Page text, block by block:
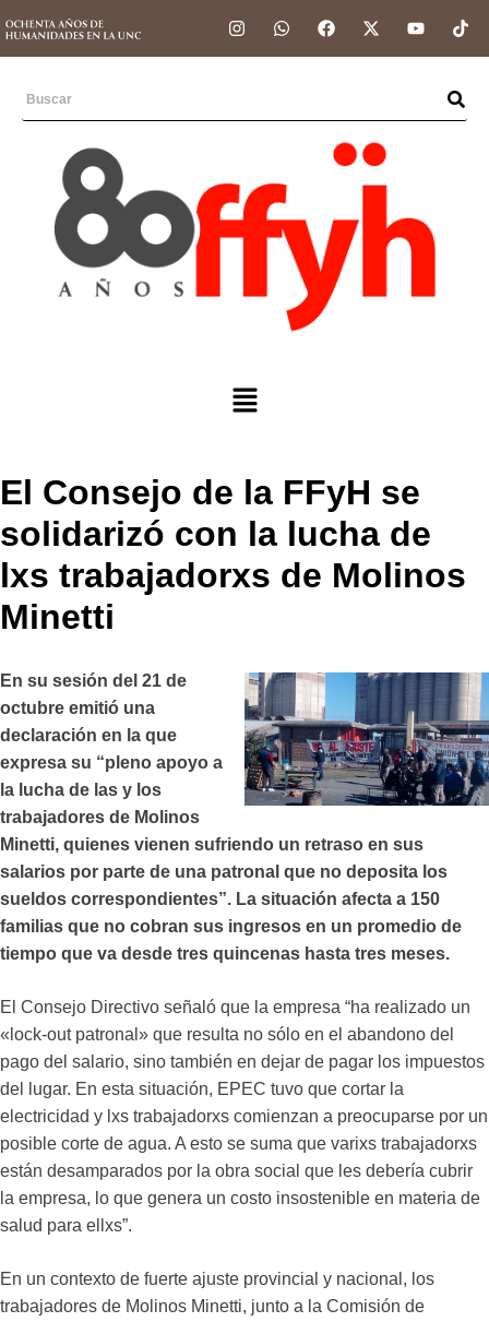
El Consejo de la FFyH se
solidarizó con la lucha de
lxs trabajadorxs de Molinos
Minetti
En su sesión del 21 de
octubre emitió una
declaración en la que
expresa su “pleno apoyo a
la lucha de las y los
trabajadores de Molinos
Minetti, quienes vienen sufriendo un retraso en sus
salarios por parte de una patronal que no deposita los
sueldos correspondientes”. La situación afecta a 150
familias que no cobran sus ingresos en un promedio de
tiempo que va desde tres quincenas hasta tres meses.
El Consejo Directivo señaló que la empresa “ha realizado un
«lock-out patronal» que resulta no sólo en el abandono del
pago del salario, sino también en dejar de pagar los impuestos
del lugar. En esta situación, EPEC tuvo que cortar la
electricidad y lxs trabajadorxs comienzan a preocuparse por un
posible corte de agua. A esto se suma que varixs trabajadorxs
están desamparados por la obra social que les debería cubrir
la empresa, lo que genera un costo insostenible en materia de
salud para ellxs”.
En un contexto de fuerte ajuste provincial y nacional, los
trabajadores de Molinos Minetti, junto a la Comisión de